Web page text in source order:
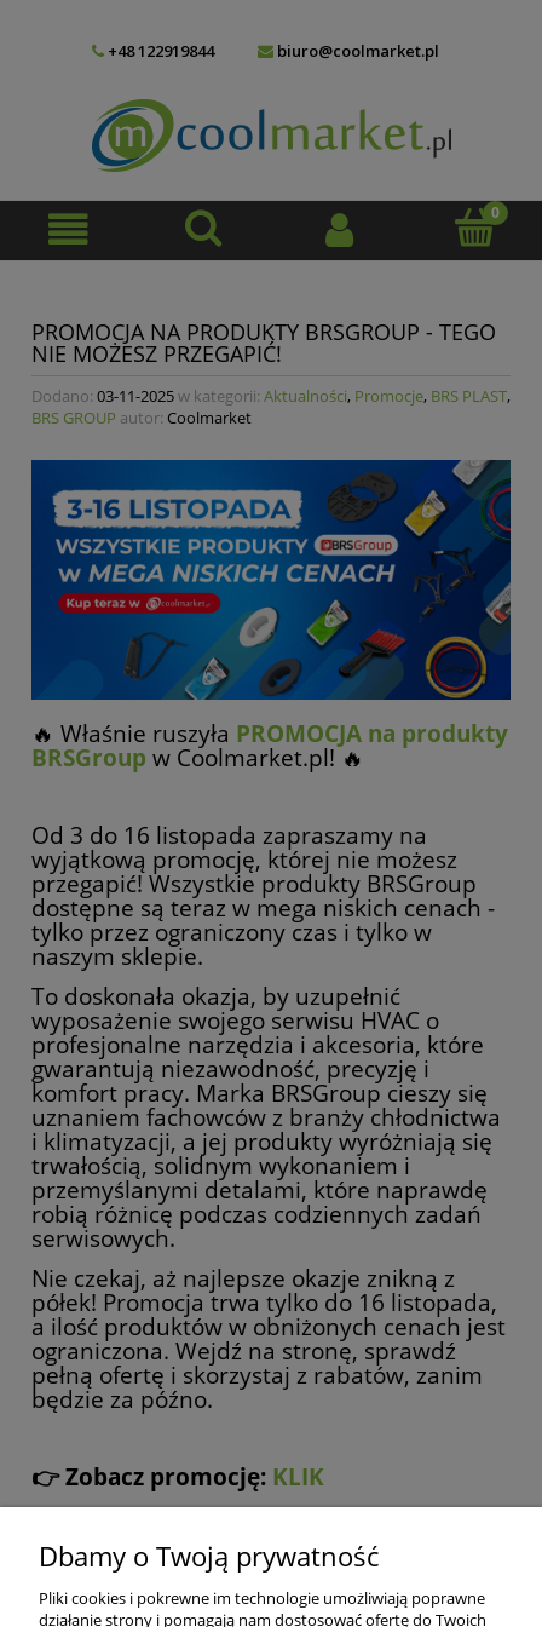
+48 122919844 biuro@coolmarket.pl
PROMOCJA NA PRODUKTY BRSGROUP - TEGO
NIE MOŻESZ PRZEGAPIĆ!
Dodano: 03-11-2025w kategorii: Aktualności, Promocje, BRS PLAST,
BRS GROUP autor: Coolmarket
🔥 Właśnie ruszyła PROMOCJA na produkty
BRSGroup w Coolmarket.pl! 🔥
Od 3 do 16 listopada zapraszamy na
wyjątkową promocję, której nie możesz
przegapić! Wszystkie produkty BRSGroup
dostępne są teraz w mega niskich cenach -
tylko przez ograniczony czas i tylko w
naszym sklepie.
To doskonała okazja, by uzupełnić
wyposażenie swojego serwisu HVAC o
profesjonalne narzędzia i akcesoria, które
gwarantują niezawodność, precyzję i
komfort pracy. Marka BRSGroup cieszy się
uznaniem fachowców z branży chłodnictwa
i klimatyzacji, a jej produkty wyróżniają się
trwałością, solidnym wykonaniem i
przemyślanymi detalami, które naprawdę
robią różnicę podczas codziennych zadań
serwisowych.
Nie czekaj, aż najlepsze okazje znikną z
półek! Promocja trwa tylko do 16 listopada,
a ilość produktów w obniżonych cenach jest
ograniczona. Wejdź na stronę, sprawdź
pełną ofertę i skorzystaj z rabatów, zanim
będzie za późno.
👉 Zobacz promocję: KLIK
Dbamy o Twoją prywatność
Pliki cookies i pokrewne im technologie umożliwiają poprawne
działanie strony i pomagają nam dostosować ofertę do Twoich